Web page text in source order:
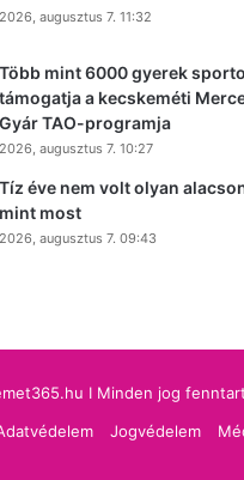
2026, augusztus 7. 11:32
Több mint 6000 gyerek
támogatja a kecskeméti
Gyár TAO-programja
2026, augusztus 7. 10:27
Tíz éve nem volt olyan
mint most
2026, augusztus 7. 09:43
I Minden jog
Jogvédelem